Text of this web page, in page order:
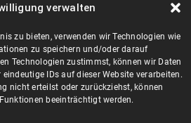
verwalten
zu bieten, verwenden wir Technologien wie
zu speichern und/oder darauf
Technologien zustimmst, können wir Daten
IDs auf dieser Website verarbeiten.
nicht erteilst oder zurückziehst, können
beeinträchtigt werden.
RKM_Musolff_The Ostinato
RKM_Vitus_Beautiful Home 1:03
RKM_Vitus_Fat Yearning 1:07